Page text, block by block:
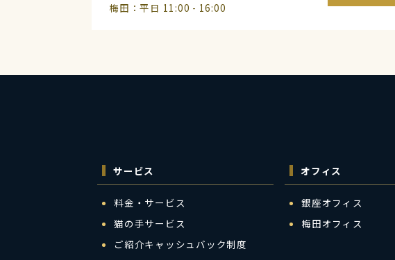
梅田：平日 11:00 - 16:00
サービス
料金・サービス
猫の手サービス
ご紹介キャッシュバック制度
オフィス
銀座オフィス
梅田オフィス